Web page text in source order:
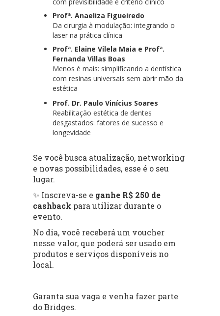
Profª. Anaeliza Figueiredo
Da cirurgia à modulação: integrando o
laser na prática clínica
Profª. Elaine Vilela Maia e Profª.
Fernanda Villas Boas
Menos é mais: simplificando a dentística
com resinas universais sem abrir mão da
estética
Prof. Dr. Paulo Vinícius Soares
Reabilitação estética de dentes
desgastados: fatores de sucesso e
longevidade
Se você busca atualização, networking
e novas possibilidades, esse é o seu
lugar.
✨ Inscreva-se e ganhe R$ 250 de
cashback para utilizar durante o
evento.
No dia, você receberá um voucher
nesse valor, que poderá ser usado em
produtos e serviços disponíveis no
local.
Garanta sua vaga e venha fazer parte
do Bridges.